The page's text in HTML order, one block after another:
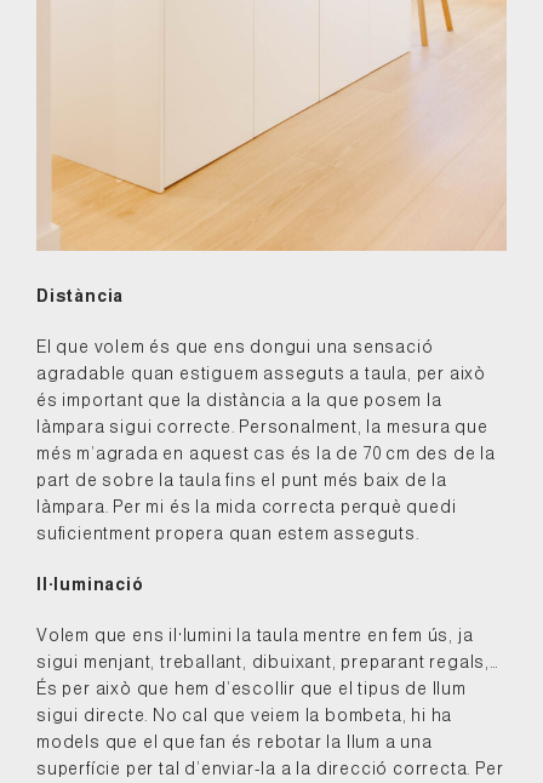
Distància
El que volem és que ens dongui una sensació
agradable quan estiguem asseguts a taula, per això
és important que la distància a la que posem la
làmpara sigui correcte. Personalment, la mesura que
més m’agrada en aquest cas és la de 70 cm des de la
part de sobre la taula fins el punt més baix de la
làmpara. Per mi és la mida correcta perquè quedi
suficientment propera quan estem asseguts.
Il·luminació
Volem que ens il·lumini la taula mentre en fem ús, ja
sigui menjant, treballant, dibuixant, preparant regals,…
És per això que hem d’escollir que el tipus de llum
sigui directe. No cal que veiem la bombeta, hi ha
models que el que fan és rebotar la llum a una
superfície per tal d’enviar-la a la direcció correcta. Per